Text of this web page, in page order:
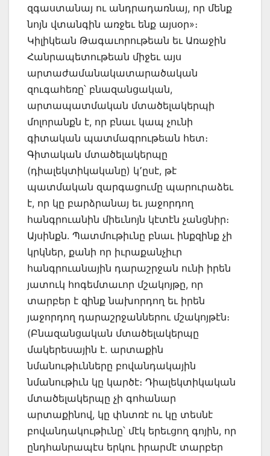
զգաստանայ ու անդրադառնայ, որ մենք
նոյն վտանգին առջեւ ենք այսօր»։
Կիլիկեան Թագաւորութեան եւ Առաջին
Հանրապետութեան միջեւ այս
արտաժամանակատարածական
զուգահեռը՝ բնազանցական,
արտապատմական մտածելակերպի
մոլորանքն է, որ բնաւ կապ չունի
գիտական պատմագրութեան հետ։
Գիտական մտածելակերպը
(դիալեկտիկականը) կ՚ըսէ, թէ
պատմական զարգացումը պարուրաձեւ
է, որ կը բարձրանայ եւ յաջորդող
հանգրուանին միեւնոյն կէտէն չանցնիր։
Այսինքն. Պատմութիւնը բնաւ ինքզինք չի
կրկներ, քանի որ իւրաքանչիւր
հանգրուանային դարաշրջան ունի իրեն
յատուկ հոգեմտաւոր մշակոյթը, որ
տարբեր է զինք նախորդող եւ իրեն
յաջորդող դարաշրջաններու մշակոյթէն։
(Բնազանցական մտածելակերպը
մակերեսային է. արտաքին
նմանութիւնները բովանդակային
նմանութիւն կը կարծէ։ Դիալեկտիկական
մտածելակերպը չի գոհանար
արտաքինով, կը փնտռէ ու կը տեսնէ
բովանդակութիւնը՝ մէկ երեւցող գոյին, որ
ընդհանրապէս երկու իրարմէ տարբեր